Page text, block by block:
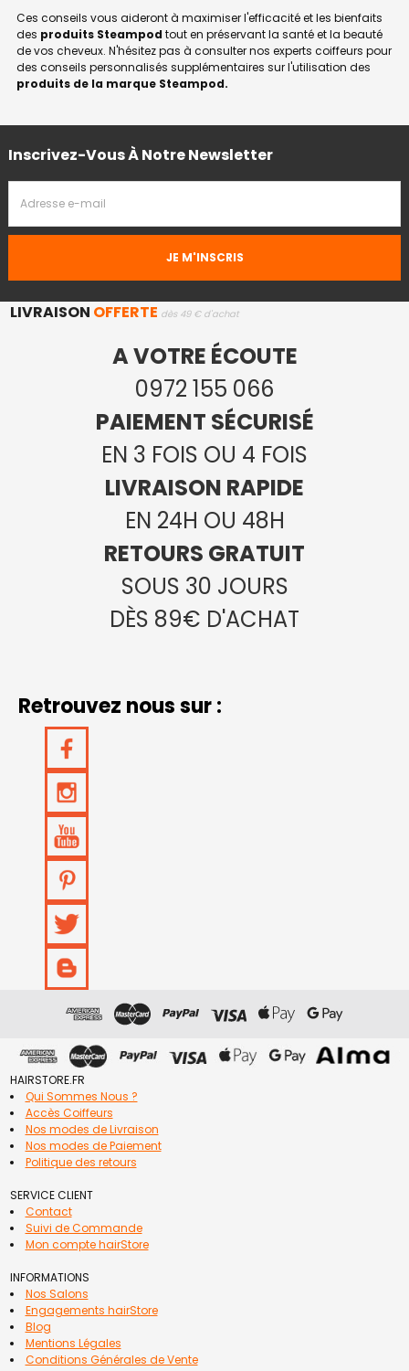
Ces conseils vous aideront à maximiser l'efficacité et les bienfaits
des produits Steampod tout en préservant la santé et la beauté
de vos cheveux. N'hésitez pas à consulter nos experts coiffeurs pour
des conseils personnalisés supplémentaires sur l'utilisation des
produits de la marque Steampod.
Inscrivez-Vous À Notre Newsletter
Email
LIVRAISON OFFERTE dès 49 € d'achat
A VOTRE ÉCOUTE
0972 155 066
PAIEMENT SÉCURISÉ
EN 3 FOIS OU 4 FOIS
LIVRAISON RAPIDE
EN 24H OU 48H
RETOURS GRATUIT
SOUS 30 JOURS
DÈS 89€ D'ACHAT
Retrouvez nous sur :
HAIRSTORE.FR
Qui Sommes Nous ?
Accès Coiffeurs
Nos modes de Livraison
Nos modes de Paiement
Politique des retours
SERVICE CLIENT
Contact
Suivi de Commande
Mon compte hairStore
INFORMATIONS
Nos Salons
Engagements hairStore
Blog
Mentions Légales
Conditions Générales de Vente